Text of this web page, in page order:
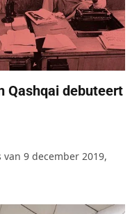
Qashqai debuteert
9 december 2019,